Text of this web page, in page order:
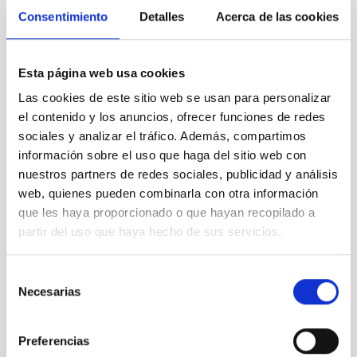
Consentimiento Detalles Acerca de las cookies
Esta página web usa cookies
Las cookies de este sitio web se usan para personalizar
el contenido y los anuncios, ofrecer funciones de redes
sociales y analizar el tráfico. Además, compartimos
información sobre el uso que haga del sitio web con
nuestros partners de redes sociales, publicidad y análisis
web, quienes pueden combinarla con otra información
que les haya proporcionado o que hayan recopilado a
partir del uso que haya hecho de sus servicios.
Necesarias
Preferencias
The preparatory phase for the final design of the
European Solar Telescope begins